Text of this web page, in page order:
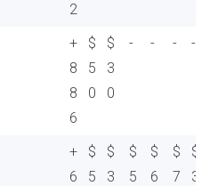
2
+
8
8
6
$
5
0
$
3
0
- - - -
+
6
$
5
$
3
$
5
$
6
$
7
$
3